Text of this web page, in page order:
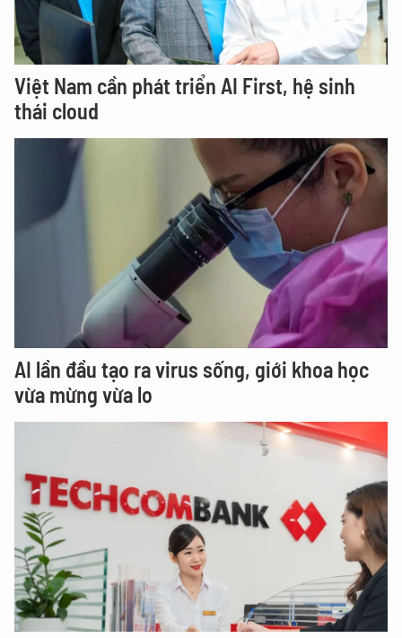
Việt Nam cần phát triển AI First, hệ sinh
thái cloud
AI lần đầu tạo ra virus sống, giới khoa học
vừa mừng vừa lo